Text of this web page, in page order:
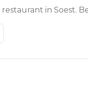
in Soest.